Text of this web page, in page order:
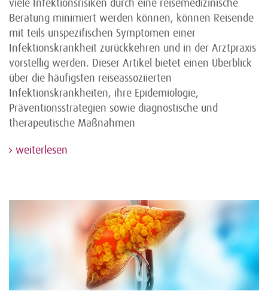
viele Infektionsrisiken durch eine reisemedizinische
Beratung minimiert werden können, können Reisende
mit teils unspezifischen Symptomen einer
Infektionskrankheit zurückkehren und in der Arztpraxis
vorstellig werden. Dieser Artikel bietet einen Überblick
über die häufigsten reiseassoziierten
Infektionskrankheiten, ihre Epidemiologie,
Präventionsstrategien sowie diagnostische und
therapeutische Maßnahmen
weiterlesen